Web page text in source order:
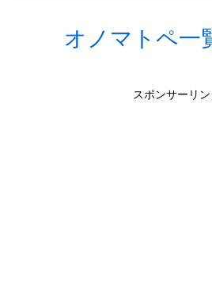
オノマトペ一
スポンサーリン